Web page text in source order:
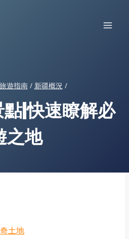
遊指南 / 新疆概況 /
|快速瞭解必
之地
土地